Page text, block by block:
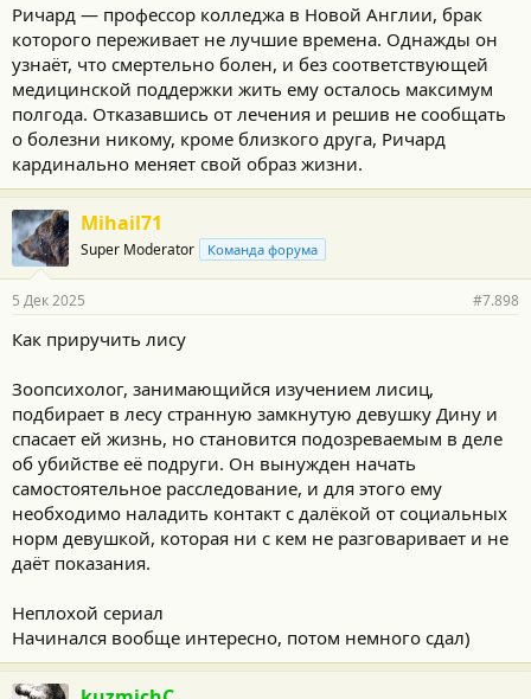
Ричард — профессор колледжа в Новой Англии, брак
которого переживает не лучшие времена. Однажды он
узнаёт, что смертельно болен, и без соответствующей
медицинской поддержки жить ему осталось максимум
полгода. Отказавшись от лечения и решив не сообщать
о болезни никому, кроме близкого друга, Ричард
кардинально меняет свой образ жизни.
Mihail71
Super Moderator Команда форума
5 Дек 2025 #7.898
Как приручить лису
Зоопсихолог, занимающийся изучением лисиц,
подбирает в лесу странную замкнутую девушку Дину и
спасает ей жизнь, но становится подозреваемым в деле
об убийстве её подруги. Он вынужден начать
самостоятельное расследование, и для этого ему
необходимо наладить контакт с далёкой от социальных
норм девушкой, которая ни с кем не разговаривает и не
даёт показания.
Неплохой сериал
Начинался вообще интересно, потом немного сдал)